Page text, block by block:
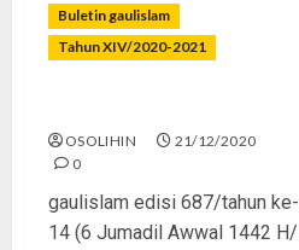
Buletin gaulislam
Tahun XIV/2020-2021
OSOLIHIN
21/12/2020
0
gaulislam edisi 687/tahun ke-
14 (6 Jumadil Awwal 1442 H/